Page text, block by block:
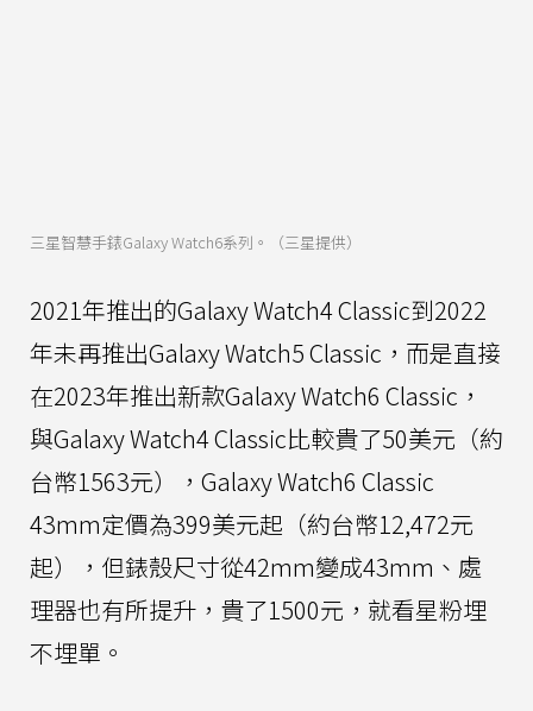
三星智慧手錶Galaxy Watch6系列。（三星提供）
2021年推出的Galaxy Watch4 Classic到2022
年未再推出Galaxy Watch5 Classic，而是直接
在2023年推出新款Galaxy Watch6 Classic，
與Galaxy Watch4 Classic比較貴了50美元（約
台幣1563元），Galaxy Watch6 Classic
43mm定價為399美元起（約台幣12,472元
起），但錶殼尺寸從42mm變成43mm、處
理器也有所提升，貴了1500元，就看星粉埋
不埋單。